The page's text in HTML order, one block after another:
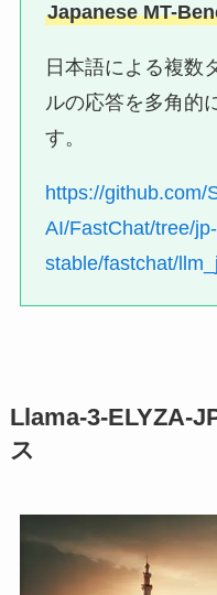
Japanese MT-
日本語による複数
ルの応答を多角的
す。
https://github.com/
AI/FastChat/tree/jp-
stable/fastchat/
Llama-3-ELYZA-
ス